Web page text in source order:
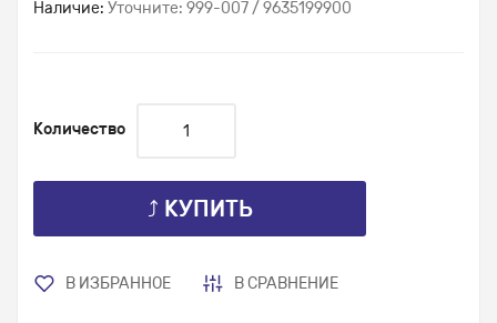
Наличие: Уточните: 999-007 / 9635199900
Количество
⤴ КУПИТЬ
В ИЗБРАННОЕ В СРАВНЕНИЕ